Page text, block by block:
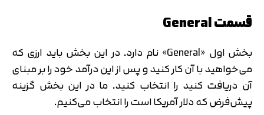
قسمت General
بخش اول «General» نام دارد. در این بخش باید ارزی که
می‌خواهید با آن کار کنید و پس از این درآمد خود را بر مبنای
آن دریافت کنید را انتخاب کنید. ما در این بخش گزینه
پیش‌فرض که دلار آمریکا است را انتخاب می‌کنیم.